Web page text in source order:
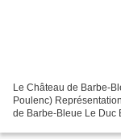
Le Château de Barbe-
Poulenc)
de Barbe-Bleue Le Duc